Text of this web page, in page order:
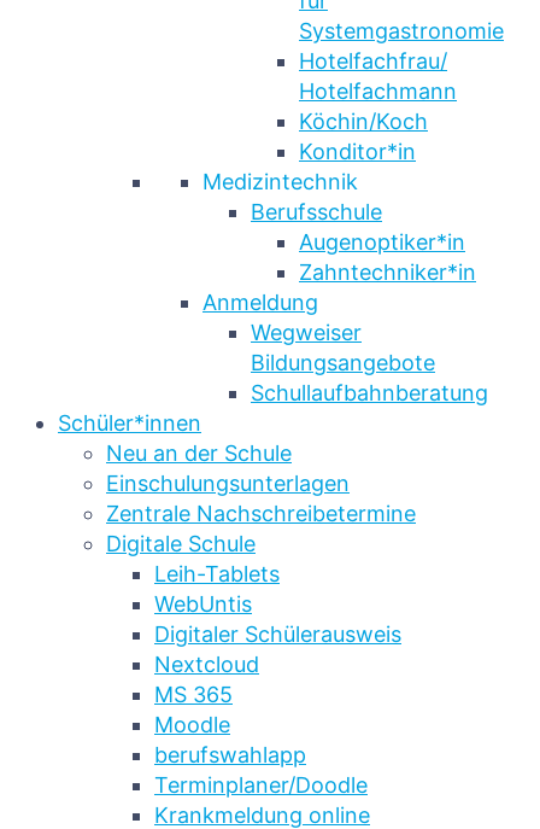
Systemgastronomie
Hotelfachfrau/
Hotelfachmann
Köchin/Koch
Konditor*in
Medizintechnik
Berufsschule
Augenoptiker*in
Zahntechniker*in
Anmeldung
Wegweiser
Bildungsangebote
Schullaufbahnberatung
Schüler*innen
Neu an der Schule
Einschulungsunterlagen
Zentrale Nachschreibetermine
Digitale Schule
Leih-Tablets
WebUntis
Digitaler Schülerausweis
Nextcloud
MS 365
Moodle
berufswahlapp
Terminplaner/Doodle
Krankmeldung online